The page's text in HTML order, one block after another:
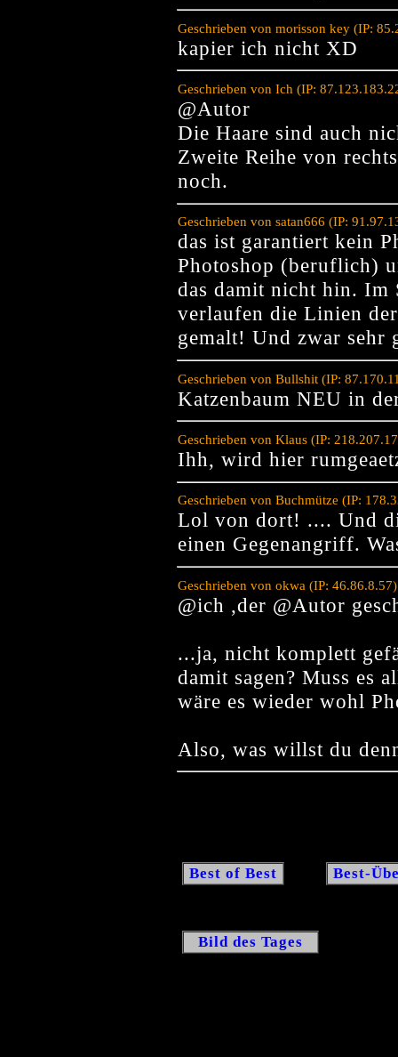
Geschrieben von morisson key (IP:
kapier ich nicht XD
Geschrieben von Ich (IP:
@Autor
Die Haare sind auch
Zweite Reihe von
noch.
Geschrieben von satan666 (IP:
das ist garantiert kein
Photoshop (beruflich)
das damit nicht hin. Im
verlaufen die Linien
gemalt! Und zwar sehr
Geschrieben von Bullshit (IP:
Katzenbaum NEU in
Geschrieben von Klaus (IP:
Ihh, wird hier
Geschrieben von Buchmütze (IP:
Lol von dort! .... Und
einen Gegenangriff.
Geschrieben von okwa (IP:
@ich ,der @Autor
...ja, nicht komplett
damit sagen? Muss es
wäre es wieder wohl
Also, was willst du
Best of Best Best-
Bild des Tages